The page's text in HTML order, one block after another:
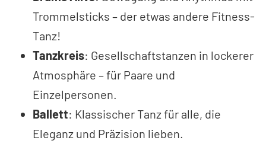
Trommelsticks – der etwas andere Fitness-
Tanz!
Tanzkreis: Gesellschaftstanzen in lockerer
Atmosphäre – für Paare und
Einzelpersonen.
Ballett: Klassischer Tanz für alle, die
Eleganz und Präzision lieben.